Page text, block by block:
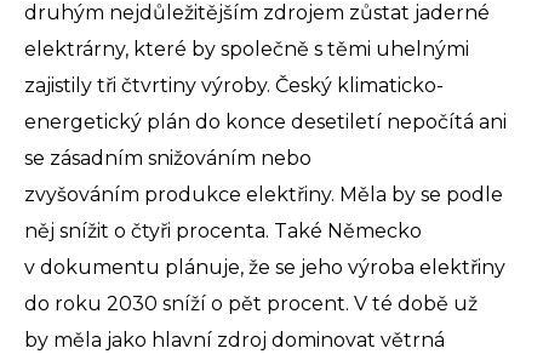
druhým nejdůležitějším zdrojem zůstat jaderné
elektrárny, které by společně s těmi uhelnými
zajistily tři čtvrtiny výroby. Český klimaticko-
energetický plán do konce desetiletí nepočítá ani
se zásadním snižováním nebo
zvyšováním produkce elektřiny. Měla by se podle
něj snížit o čtyři procenta. Také Německo
v dokumentu plánuje, že se jeho výroba elektřiny
do roku 2030 sníží o pět procent. V té době už
by měla jako hlavní zdroj dominovat větrná